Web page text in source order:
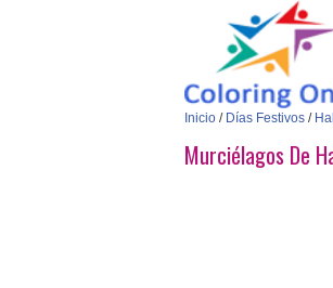
Inicio / Días Festivos /
Murciélagos De